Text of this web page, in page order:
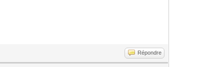
Répondre